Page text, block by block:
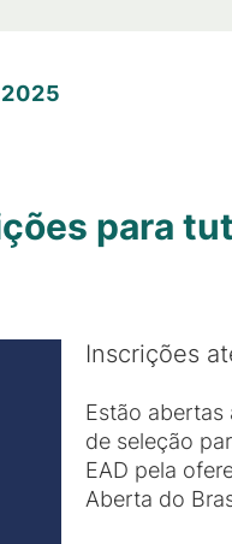
2025
para
Inscrições
Estão
de seleção
EAD pela
Aberta do